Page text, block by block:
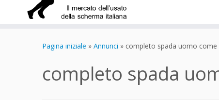
Pagina iniziale » Annunci » completo spada uomo
completo spada